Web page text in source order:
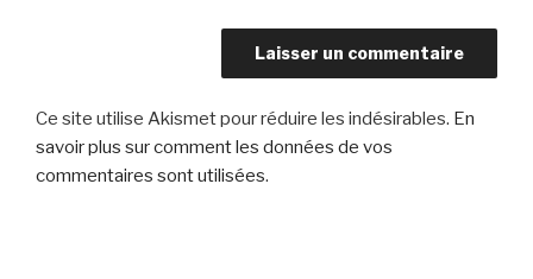
Ce site utilise Akismet pour réduire les indésirables. En
savoir plus sur comment les données de vos
commentaires sont utilisées.